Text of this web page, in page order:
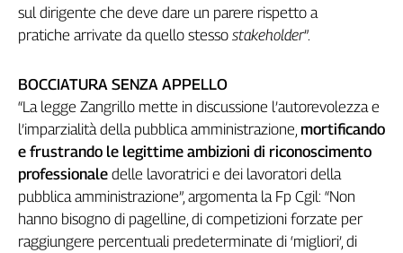
sul dirigente che deve dare un parere rispetto a
pratiche arrivate da quello stesso stakeholder”.
BOCCIATURA SENZA APPELLO
“La legge Zangrillo mette in discussione l’autorevolezza e
l’imparzialità della pubblica amministrazione, mortificando
e frustrando le legittime ambizioni di riconoscimento
professionale delle lavoratrici e dei lavoratori della
pubblica amministrazione”, argomenta la Fp Cgil: “Non
hanno bisogno di pagelline, di competizioni forzate per
raggiungere percentuali predeterminate di ‘migliori’, di